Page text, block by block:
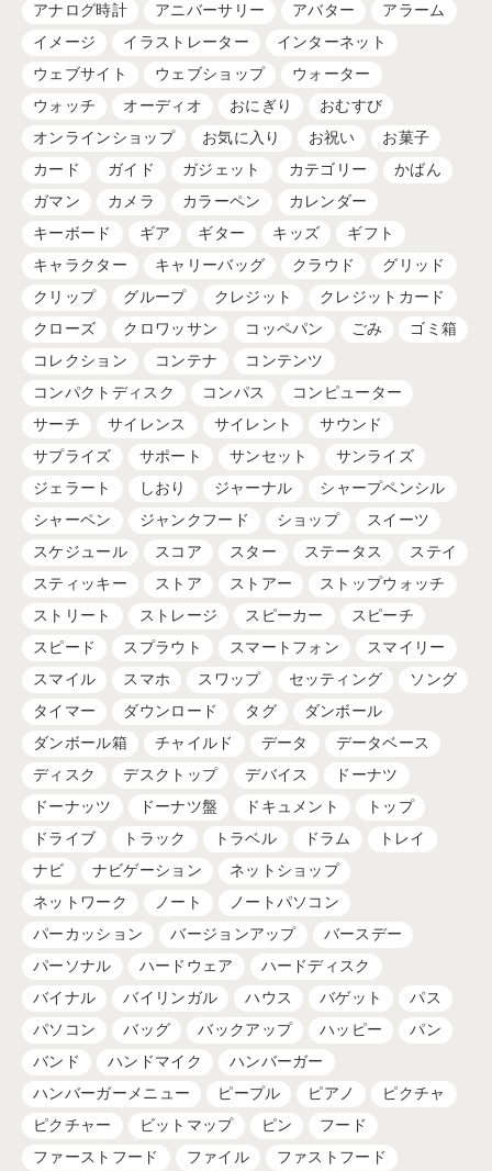
アナログ時計 アニバーサリー アバター
アラーム
イメージ
イラストレーター
インターネット
ウェブサイト
ウェブショップ
ウォーター
ウォッチ
オーディオ おにぎり
おむすび
オンラインショップ
お気に入り お祝い
お菓子
カード
ガイド ガジェット カテゴリー
かばん
ガマン
カメラ カラーペン
カレンダー
キーボード
ギア ギター キッズ
ギフト
キャラクター
キャリーバッグ クラウド
グリッド
クリップ
グループ クレジット
クレジットカード
クローズ
クロワッサン コッペパン ごみ
ゴミ箱
コレクション
コンテナ
コンテンツ
コンパクトディスク
コンパス
コンピューター
サーチ
サイレンス サイレント
サウンド
サプライズ
サポート サンセット
サンライズ
ジェラート
しおり ジャーナル
シャープペンシル
シャーペン
ジャンクフード ショップ
スイーツ
スケジュール
スコア スター ステータス
ステイ
スティッキー
ストア ストアー
ストップウォッチ
ストリート
ストレージ スピーカー
スピーチ
スピード
スプラウト スマートフォン
スマイリー
スマイル
スマホ スワップ セッティング
ソング
タイマー
ダウンロード タグ
ダンボール
ダンボール箱
チャイルド データ
データベース
ディスク
デスクトップ デバイス
ドーナツ
ドーナッツ
ドーナツ盤 ドキュメント
トップ
ドライブ
トラック トラベル ドラム
トレイ
ナビ
ナビゲーション
ネットショップ
ネットワーク
ノート
ノートパソコン
パーカッション
バージョンアップ
バースデー
パーソナル
ハードウェア
ハードディスク
バイナル
バイリンガル ハウス バゲット
パス
パソコン
バッグ バックアップ ハッピー
パン
バンド
ハンドマイク
ハンバーガー
ハンバーガーメニュー
ピープル ピアノ
ピクチャ
ピクチャー
ビットマップ ピン
フード
ファーストフード
ファイル
ファストフード